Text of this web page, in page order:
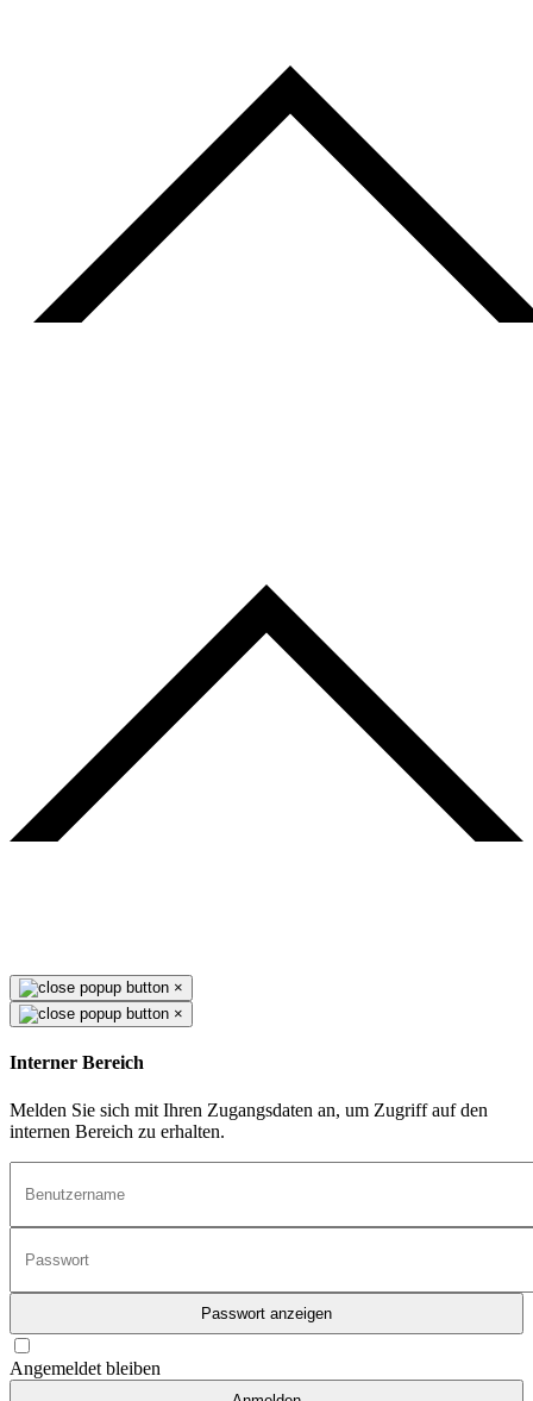
×
×
Interner Bereich
Melden Sie sich mit Ihren Zugangsdaten an, um Zugriff auf den
internen Bereich zu erhalten.
Passwort anzeigen
Angemeldet bleiben